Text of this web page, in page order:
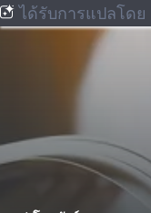
ได้รับการแปลโดย